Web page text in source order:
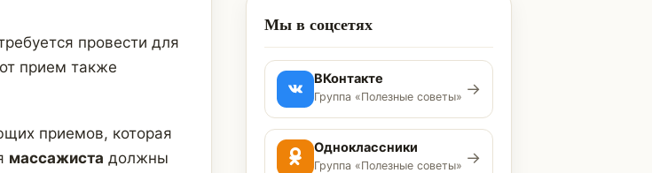
провести для
прием также
приемов, которая
массажиста должны
Мы в соцсетях
ВКонтакте
Группа «Полезные советы» →
Одноклассники
Группа «Полезные советы» →